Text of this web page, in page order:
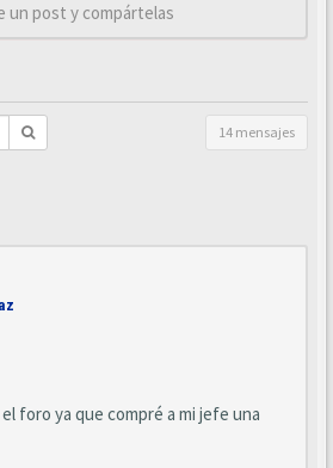
un post y compártelas
14 mensajes
foro ya que compré a mi jefe una